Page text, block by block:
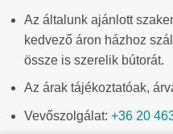
Az általunk ajánlott
kedvező áron házhoz
össze is szerelik bútorát.
Az árak tájékoztatóak,
Vevőszolgálat: +36 20